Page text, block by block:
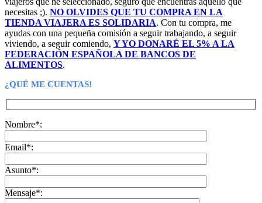
necesitas ;). NO OLVIDES QUE TU COMPRA EN LA
TIENDA VIAJERA ES SOLIDARIA. Con tu compra, me
ayudas con una pequeña comisión a seguir trabajando, a seguir
viviendo, a seguir comiendo, Y YO DONARÉ EL 5% A LA
FEDERACIÓN ESPAÑOLA DE BANCOS DE
ALIMENTOS.
¿QUÉ ME CUENTAS!
Nombre*:
Email*:
Asunto*:
Mensaje*: